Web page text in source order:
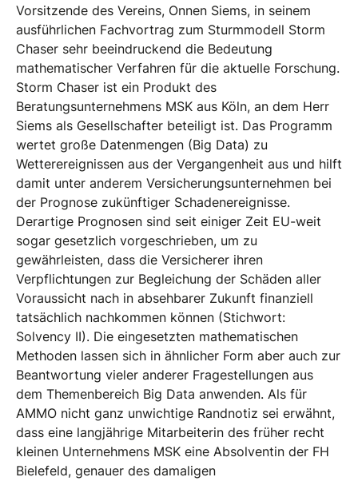
Vorsitzende des Vereins, Onnen Siems, in seinem
ausführlichen Fachvortrag zum Sturmmodell Storm
Chaser sehr beeindruckend die Bedeutung
mathematischer Verfahren für die aktuelle Forschung.
Storm Chaser ist ein Produkt des
Beratungsunternehmens MSK aus Köln, an dem Herr
Siems als Gesellschafter beteiligt ist. Das Programm
wertet große Datenmengen (Big Data) zu
Wetterereignissen aus der Vergangenheit aus und hilft
damit unter anderem Versicherungsunternehmen bei
der Prognose zukünftiger Schadenereignisse.
Derartige Prognosen sind seit einiger Zeit EU-weit
sogar gesetzlich vorgeschrieben, um zu
gewährleisten, dass die Versicherer ihren
Verpflichtungen zur Begleichung der Schäden aller
Voraussicht nach in absehbarer Zukunft finanziell
tatsächlich nachkommen können (Stichwort:
Solvency II). Die eingesetzten mathematischen
Methoden lassen sich in ähnlicher Form aber auch zur
Beantwortung vieler anderer Fragestellungen aus
dem Themenbereich Big Data anwenden. Als für
AMMO nicht ganz unwichtige Randnotiz sei erwähnt,
dass eine langjährige Mitarbeiterin des früher recht
kleinen Unternehmens MSK eine Absolventin der FH
Bielefeld, genauer des damaligen